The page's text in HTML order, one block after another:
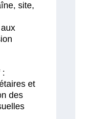
site,
:
et
des